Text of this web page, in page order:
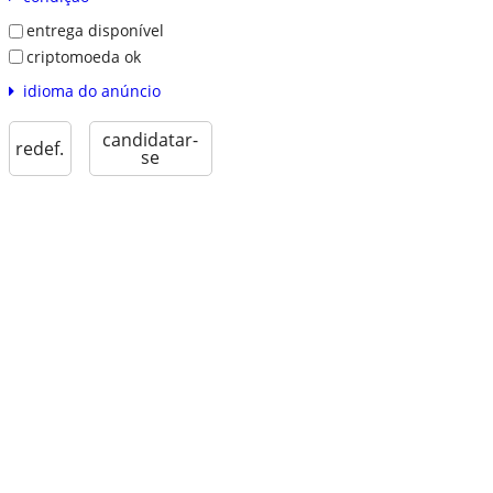
entrega disponível
criptomoeda ok
idioma do anúncio
redef. candidatar-
se